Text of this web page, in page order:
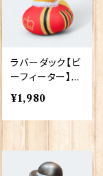
ラバーダック【ビ
ーフィーター】El
gate Products
90388
¥1,980